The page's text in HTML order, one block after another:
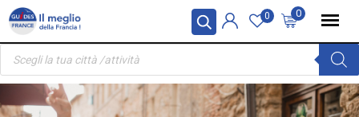
Pannello di gestione dei cookies
Skip
content
0
0
Ricerca
prodotti